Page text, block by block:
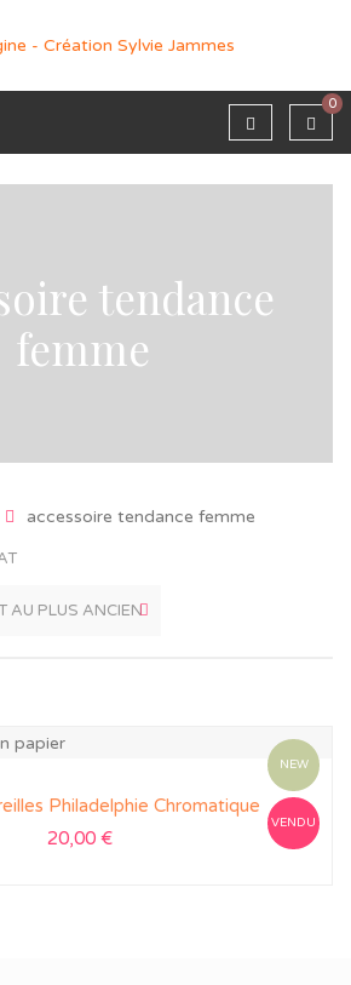
0
tendance
femme
accessoire tendance femme
NEW
VENDU
Philadelphie Chromatique
20,00 €